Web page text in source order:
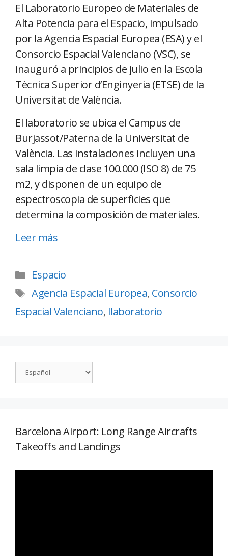
El Laboratorio Europeo de Materiales de
Alta Potencia para el Espacio, impulsado
por la Agencia Espacial Europea (ESA) y el
Consorcio Espacial Valenciano (VSC), se
inauguró a principios de julio en la Escola
Tècnica Superior d’Enginyeria (ETSE) de la
Universitat de València.
El laboratorio se ubica el Campus de
Burjassot/Paterna de la Universitat de
València. Las instalaciones incluyen una
sala limpia de clase 100.000 (ISO 8) de 75
m2, y disponen de un equipo de
espectroscopia de superficies que
determina la composición de materiales.
Leer más
Espacio
Agencia Espacial Europea, Consorcio
Espacial Valenciano, Ilaboratorio
Barcelona Airport: Long Range Aircrafts
Takeoffs and Landings